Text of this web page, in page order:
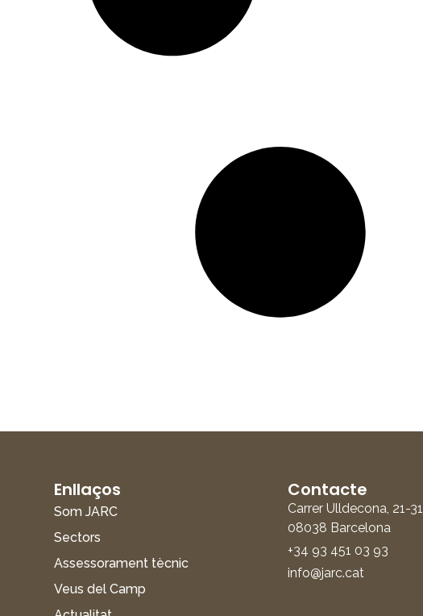
Enllaços
Som JARC
Sectors
Assessorament tècnic
Veus del Camp
Contacte
Carrer Ulldecona, 21-31
08038 Barcelona
+34 93 451 03 93
info@jarc.cat